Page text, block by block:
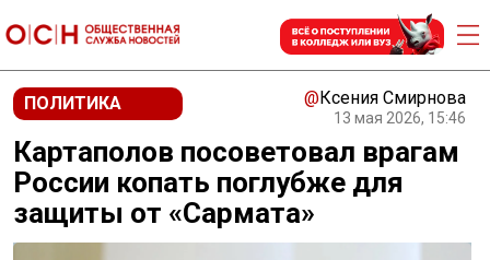
ПОЛИТИКА @Ксения Смирнова
13 мая 2026, 15:46
Картаполов посоветовал врагам
России копать поглубже для
защиты от «Сармата»